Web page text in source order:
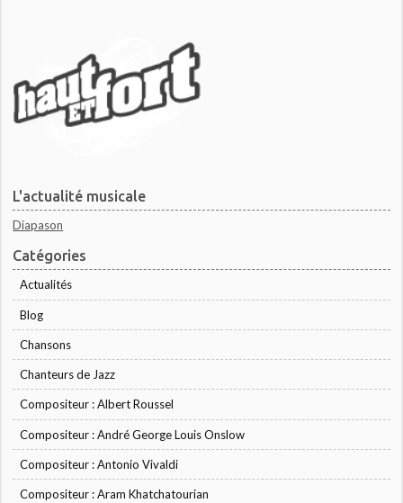
L'actualité musicale
Diapason
Catégories
Actualités
Blog
Chansons
Chanteurs de Jazz
Compositeur : Albert Roussel
Compositeur : André George Louis Onslow
Compositeur : Antonio Vivaldi
Compositeur : Aram Khatchatourian